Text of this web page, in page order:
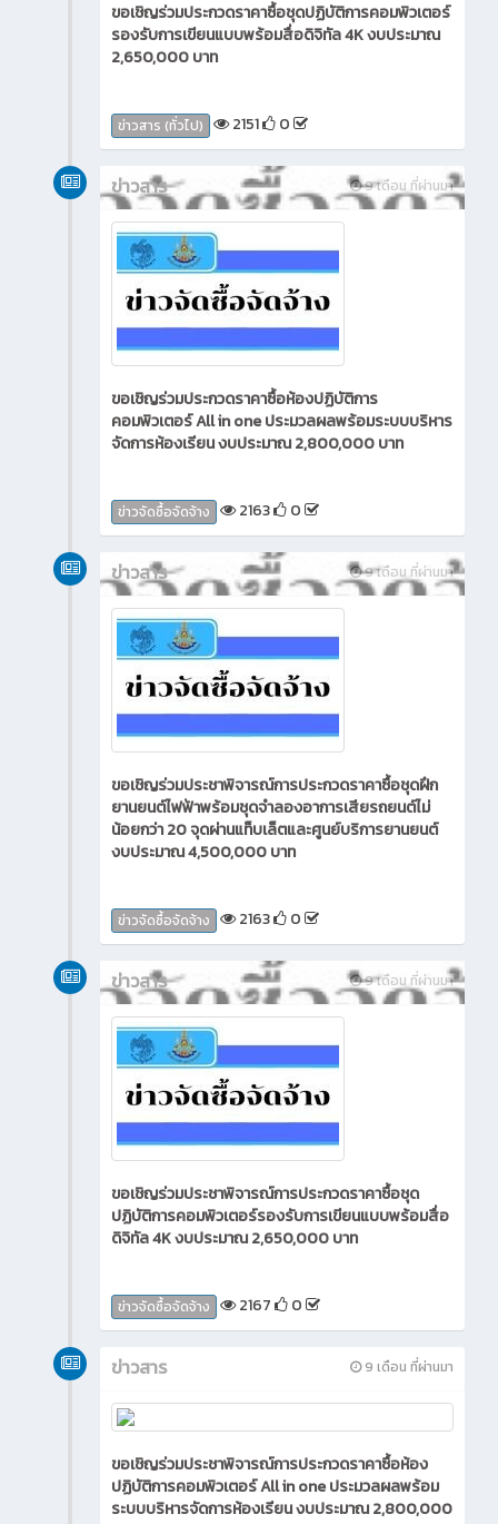
ขอเชิญร่วมประกวดราคาซื้อชุดปฏิบัติการคอมพิวเตอร์
รองรับการเขียนแบบพร้อมสื่อดิจิทัล 4K งบประมาณ
2,650,000 บาท
ข่าวสาร (ทั่วไป) 2151 0
9 เดือน ที่ผ่านมา
ข่าวสาร
ขอเชิญร่วมประกวดราคาซื้อห้องปฏิบัติการ
คอมพิวเตอร์ All in one ประมวลผลพร้อมระบบบริหาร
จัดการห้องเรียน งบประมาณ 2,800,000 บาท
ข่าวจัดซื้อจัดจ้าง 2163 0
9 เดือน ที่ผ่านมา
ข่าวสาร
ขอเชิญร่วมประชาพิจารณ์การประกวดราคาซื้อชุดฝึก
ยานยนต์ไฟฟ้าพร้อมชุดจำลองอาการเสียรถยนต์ไม่
น้อยกว่า 20 จุดผ่านแท็บเล็ตและศูนย์บริการยานยนต์
งบประมาณ 4,500,000 บาท
ข่าวจัดซื้อจัดจ้าง 2163 0
9 เดือน ที่ผ่านมา
ข่าวสาร
ขอเชิญร่วมประชาพิจารณ์การประกวดราคาซื้อชุด
ปฏิบัติการคอมพิวเตอร์รองรับการเขียนแบบพร้อมสื่อ
ดิจิทัล 4K งบประมาณ 2,650,000 บาท
ข่าวจัดซื้อจัดจ้าง 2167 0
9 เดือน ที่ผ่านมา
ข่าวสาร
ขอเชิญร่วมประชาพิจารณ์การประกวดราคาซื้อห้อง
ปฏิบัติการคอมพิวเตอร์ All in one ประมวลผลพร้อม
ระบบบริหารจัดการห้องเรียน งบประมาณ 2,800,000